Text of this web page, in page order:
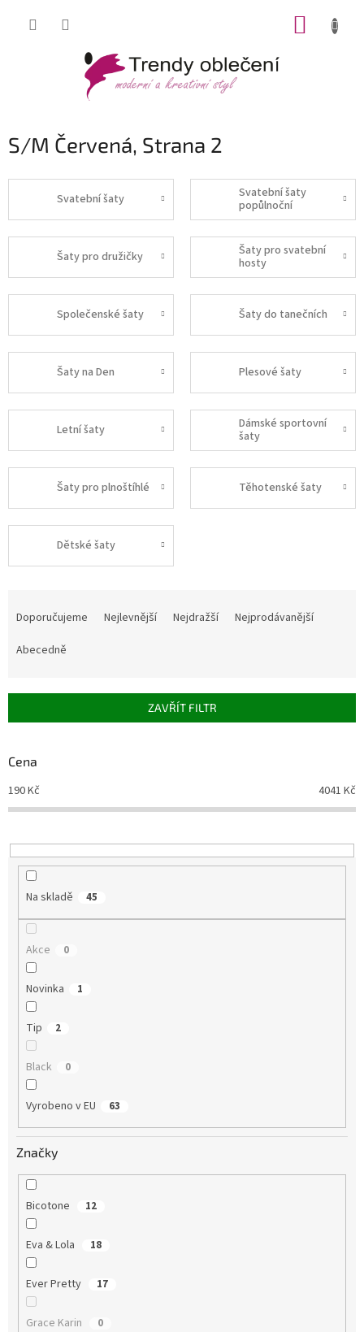
S/M Červená, Strana 2
Svatební šaty
Svatební šaty
popůlnoční
Šaty pro družičky
Šaty pro svatební
hosty
Společenské šaty Šaty do tanečních
Šaty na Den Plesové šaty
Letní šaty
Dámské sportovní
šaty
Šaty pro plnoštíhlé Těhotenské šaty
Dětské šaty
r
d
k
t
Doporučujeme Nejlevnější Nejdražší
Nejprodávanější
Abecedně
ZAVŘÍT FILTR
Cena
190Kč 4041 Kč
Na skladě 45
Akce 0
Novinka 1
Tip 2
Black 0
Vyrobeno v EU 63
Značky
Bicotone 12
Eva & Lola 18
Ever Pretty 17
Grace Karin 0